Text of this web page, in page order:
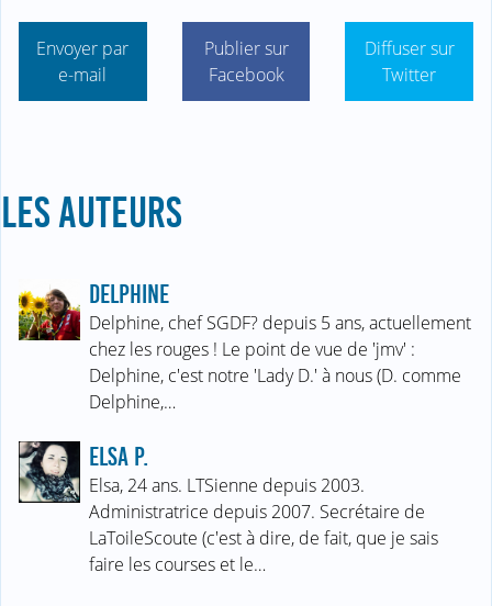
Envoyer par
e-mail
Publier sur
Facebook
Diffuser sur
Twitter
LES AUTEURS
DELPHINE
Delphine, chef SGDF? depuis 5 ans, actuellement
chez les rouges ! Le point de vue de 'jmv' :
Delphine, c'est notre 'Lady D.' à nous (D. comme
Delphine,…
ELSA P.
Elsa, 24 ans. LTSienne depuis 2003.
Administratrice depuis 2007. Secrétaire de
LaToileScoute (c'est à dire, de fait, que je sais
faire les courses et le…